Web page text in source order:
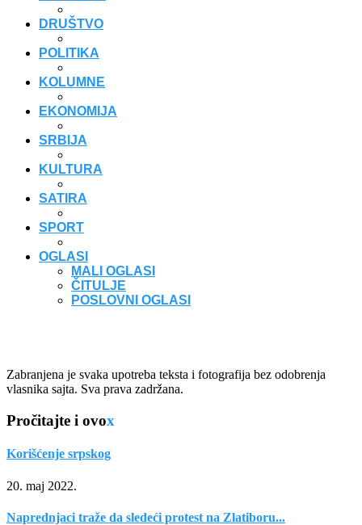
DRUŠTVO
POLITIKA
KOLUMNE
EKONOMIJA
SRBIJA
KULTURA
SATIRA
SPORT
OGLASI
MALI OGLASI
ČITULJE
POSLOVNI OGLASI
Zabranjena je svaka upotreba teksta i fotografija bez odobrenja
vlasnika sajta. Sva prava zadržana.
Pročitajte i ovox
Korišćenje srpskog
20. maj 2022.
Naprednjaci traže da sledeći protest na Zlatiboru...